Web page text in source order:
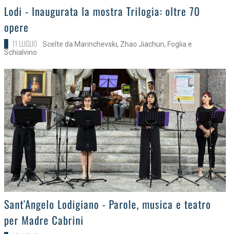
>Lodi - Inaugurata la mostra Trilogia: oltre 70
opere
11 LUGLIO
Scelte da Marinchevski, Zhao Jiachun, Foglia e
Schialvino
>
Sant'Angelo Lodigiano - Parole, musica e teatro
per Madre Cabrini